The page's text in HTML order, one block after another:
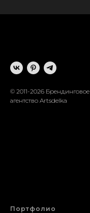
© 2011-2026 Брендинговое
агентство Artsdelka
Портфолио